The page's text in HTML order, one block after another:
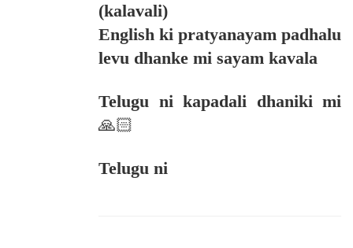
(kalavali)
English ki pratyanayam padhalu
levu dhanke mi sayam kavala
Telugu ni kapadali dhaniki mi
🙏🏻
Telugu ni